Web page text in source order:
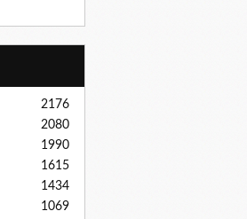
2176
2080
1990
1615
1434
1069